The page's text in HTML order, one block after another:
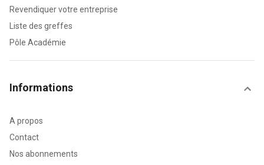
Revendiquer votre entreprise
Liste des greffes
Pôle Académie
Informations
A propos
Contact
Nos abonnements